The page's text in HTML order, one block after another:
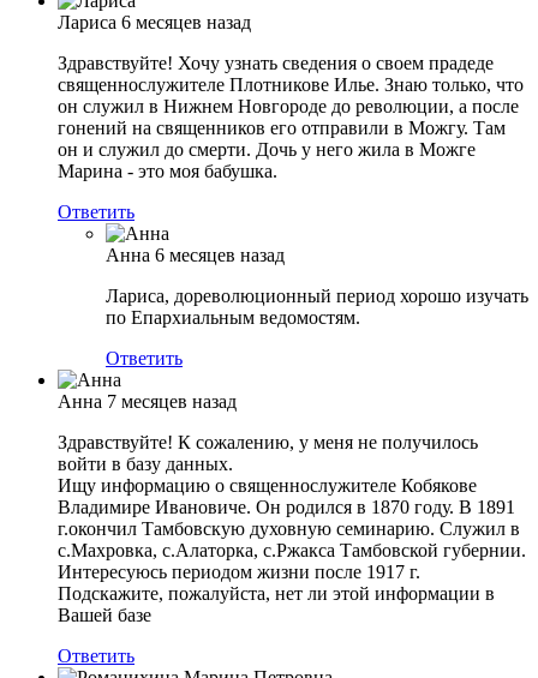
Лариса 6 месяцев назад
Здравствуйте! Хочу узнать сведения о своем прадеде
священнослужителе Плотникове Илье. Знаю только, что
он служил в Нижнем Новгороде до революции, а после
гонений на священников его отправили в Можгу. Там
он и служил до смерти. Дочь у него жила в Можге
Марина - это моя бабушка.
Ответить
Анна 6 месяцев назад
Лариса, дореволюционный период хорошо изучать
по Епархиальным ведомостям.
Ответить
Анна 7 месяцев назад
Здравствуйте! К сожалению, у меня не получилось
войти в базу данных.
Ищу информацию о священнослужителе Кобякове
Владимире Ивановиче. Он родился в 1870 году. В 1891
г.окончил Тамбовскую духовную семинарию. Служил в
с.Махровка, с.Алаторка, с.Ржакса Тамбовской губернии.
Интересуюсь периодом жизни после 1917 г.
Подскажите, пожалуйста, нет ли этой информации в
Вашей базе
Ответить